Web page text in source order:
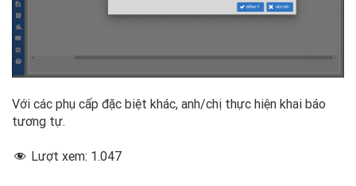
Với các phụ cấp đặc biệt khác, anh/chị thực hiện khai báo
tương tự.
Lượt xem: 1.047